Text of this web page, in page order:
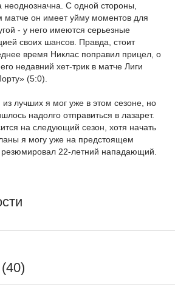
С одной стороны,
матче он имеет уйму моментов для
- у него имеются серьезные
своих шансов. Правда, стоит
время Никлас поправил прицел, о
недавний хет-трик в матче Лиги
(5:0).
лучших я мог уже в этом сезоне, но
надолго отправиться в лазарет.
на следующий сезон, хотя начать
я могу уже на предстоящем
22-летний нападающий.